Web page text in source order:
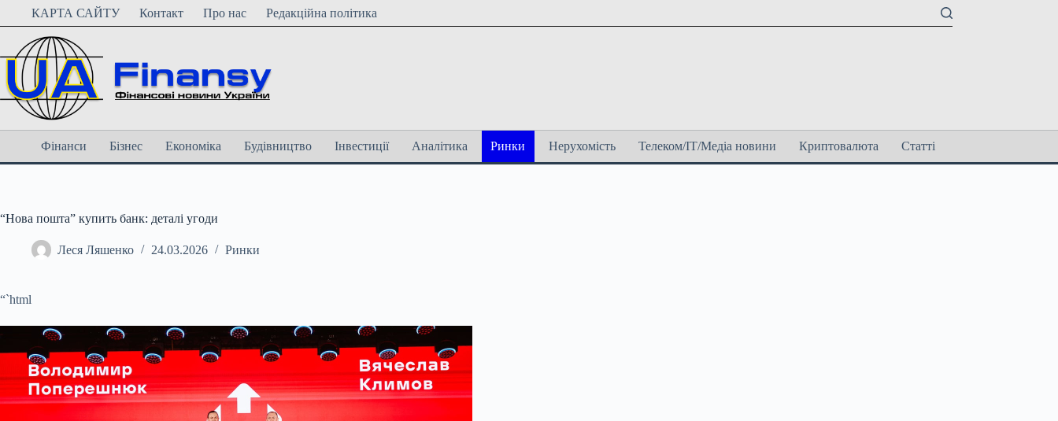
ПерейтиКАРТА САЙТУ Контакт Про нас Редакційна політика
Фінанси Бізнес Економіка Будівництво Інвестиції Аналітика Ринки Нерухомість Телеком/ІТ/Медіа новини Криптовалюта Статті
“Нова пошта” купить банк: деталі угоди
Леся Ляшенко 24.03.2026 Ринки
“`html